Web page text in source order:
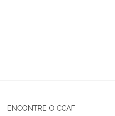
ENCONTRE O CCAF